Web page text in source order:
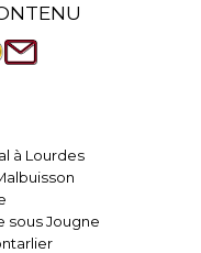
à Lourdes
sous Jougne